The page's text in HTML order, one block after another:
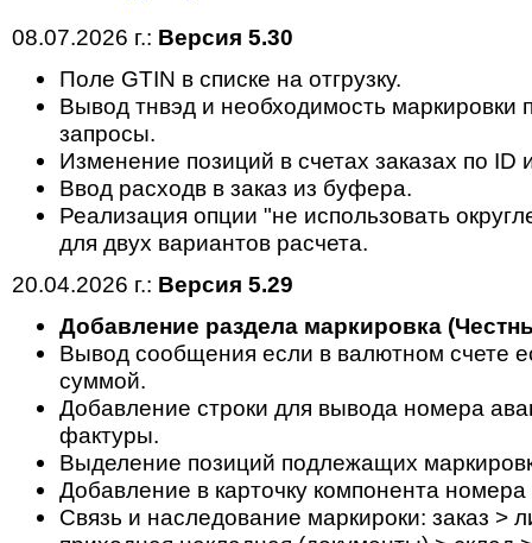
08.07.2026 г.: Версия 5.30
Поле GTIN в списке на отгрузку.
Вывод тнвэд и необходимость маркировки
запросы.
Изменение позиций в счетах заказах по ID
Ввод расходв в заказ из буфера.
Реализация опции "не использовать
для двух вариантов расчета.
20.04.2026 г.: Версия 5.29
Добавление раздела маркировка
Вывод сообщения если в валютном счете
суммой.
Добавление строки для вывода номера
фактуры.
Выделение позиций подлежащих
Добавление в карточку компонента
Cвязь и наследование маркироки: заказ >